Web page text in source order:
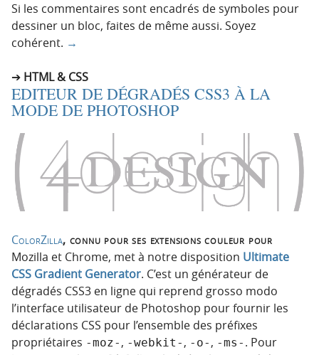
Si les commentaires sont encadrés de symboles pour
dessiner un bloc, faites de même aussi. Soyez
cohérent. →
HTML & CSS
EDITEUR DE DÉGRADÉS CSS3 À LA
MODE DE PHOTOSHOP
ColorZilla, connu pour ses extensions couleur pour
Mozilla et Chrome, met à notre disposition Ultimate
CSS Gradient Generator. C’est un générateur de
dégradés CSS3 en ligne qui reprend grosso modo
l’interface utilisateur de Photoshop pour fournir les
déclarations CSS pour l’ensemble des préfixes
propriétaires -moz- , -webkit- , -o- , -ms- . Pour